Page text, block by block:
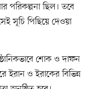
পরিকল্পনা ছিল। তবে
সূচি পিছিয়ে দেওয়া
শোক ও দাফন
ইরান ও ইরাকের বিভিন্ন